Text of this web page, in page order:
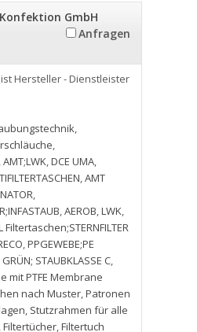
GmbH
Anfragen
ist Hersteller - Dienstleister
,
,
,AMT;LWK,DCE UMA,
,AMT
,
,AEROB,LWK,
Filtertaschen;STERNFILTER
,PPGEWEBE;PE
STAUBKLASSE C,
mit PTFE Membrane
nach Muster,Patronen
, Stutzrahmen für alle
,Filtertücher,Filtertuch